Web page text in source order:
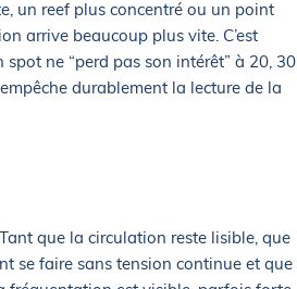
un reef plus concentré ou un point
arrive beaucoup plus vite. C’est
spot ne “perd pas son intérêt” à 20, 30
durablement la lecture de la
que la circulation reste lisible, que
se faire sans tension continue et que